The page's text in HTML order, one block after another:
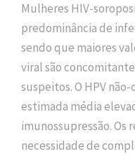
Mulheres HIV-
predominância de
sendo que maiores
viral são
suspeitos. O HPV
estimada média
imunossupressão.
necessidade de